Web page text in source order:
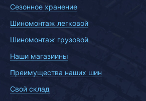
Сезонное хранение
Шиномонтаж легковой
Шиномонтаж грузовой
Наши магазиины
Преимущества наших шин
Свой склад